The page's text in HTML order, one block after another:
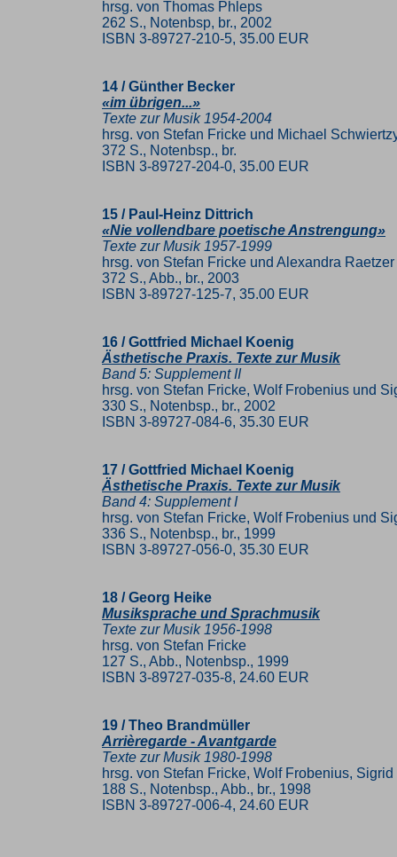
hrsg. von Thomas Phleps
262 S., Notenbsp, br., 2002
ISBN 3-89727-210-5, 35.00 EUR
14 / Günther Becker
«im übrigen...»
Texte zur Musik 1954-2004
hrsg. von Stefan Fricke und Michael
372 S., Notenbsp., br.
ISBN 3-89727-204-0, 35.00 EUR
15 / Paul-Heinz Dittrich
«Nie vollendbare poetische Anstrengung»
Texte zur Musik 1957-1999
hrsg. von Stefan Fricke und Alexandra Raetzer
372 S., Abb., br., 2003
ISBN 3-89727-125-7, 35.00 EUR
16 / Gottfried Michael Koenig
Ästhetische Praxis. Texte zur Musik
Band 5: Supplement II
hrsg. von Stefan Fricke, Wolf Frobenius und
330 S., Notenbsp., br., 2002
ISBN 3-89727-084-6, 35.30 EUR
17 / Gottfried Michael Koenig
Ästhetische Praxis. Texte zur Musik
Band 4: Supplement I
hrsg. von Stefan Fricke, Wolf Frobenius und
336 S., Notenbsp., br., 1999
ISBN 3-89727-056-0, 35.30 EUR
18 / Georg Heike
Musiksprache und Sprachmusik
Texte zur Musik 1956-1998
hrsg. von Stefan Fricke
127 S., Abb., Notenbsp., 1999
ISBN 3-89727-035-8, 24.60 EUR
19 / Theo Brandmüller
Arrièregarde - Avantgarde
Texte zur Musik 1980-1998
hrsg. von Stefan Fricke, Wolf Frobenius,
188 S., Notenbsp., Abb., br., 1998
ISBN 3-89727-006-4, 24.60 EUR